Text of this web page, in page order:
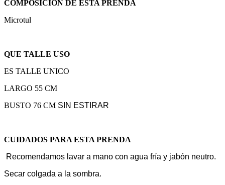
COMPOSICIÓN DE ESTA PRENDA
Microtul
QUE TALLE USO
ES TALLE UNICO
LARGO 55 CM
BUSTO 76 CM SIN ESTIRAR
CUIDADOS PARA ESTA PRENDA
Recomendamos lavar a mano con agua fría y jabón neutro.
Secar colgada a la sombra.